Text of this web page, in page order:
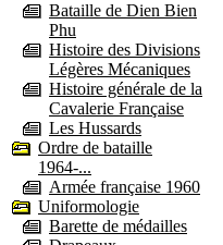
Bataille de Dien Bien
Phu
Histoire des Divisions
Légères Mécaniques
Histoire générale de la
Cavalerie Française
Les Hussards
Ordre de bataille
1964-...
Armée française 1960
Uniformologie
Barette de médailles